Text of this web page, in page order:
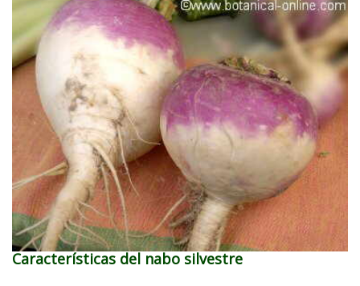
Características del nabo silvestre